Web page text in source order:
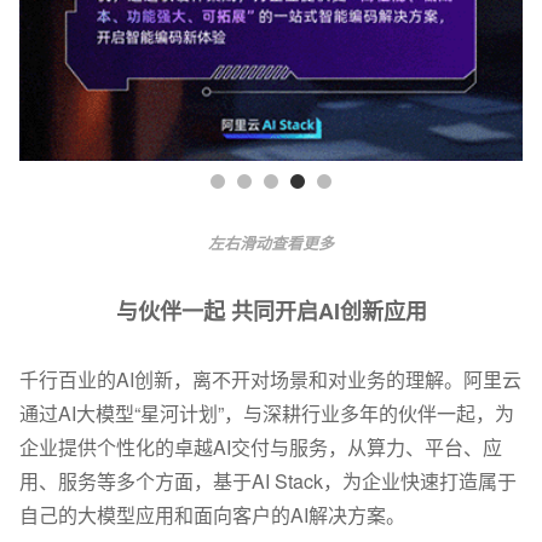
左右滑动查看更多
与伙伴一起 共同开启AI创新应用
千行百业的AI创新，离不开对场景和对业务的理解。阿里云
通过AI大模型“星河计划”，与深耕行业多年的伙伴一起，为
企业提供个性化的卓越AI交付与服务，从算力、平台、应
用、服务等多个方面，基于AI Stack，为企业快速打造属于
自己的大模型应用和面向客户的AI解决方案。